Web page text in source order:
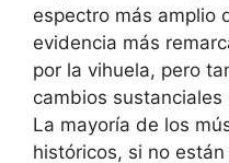
espectro más amplio
evidencia más
por la vihuela, pero
cambios
La mayoría de los
históricos, si no